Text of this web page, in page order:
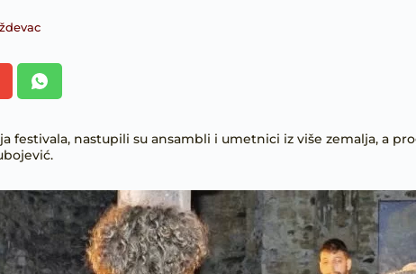
festivala, nastupili su ansambli i umetnici iz više zemalja, a